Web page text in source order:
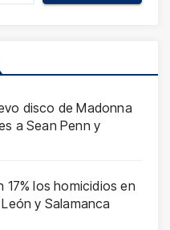
disco de Madonna
a Sean Penn y
17% los homicidios en
y Salamanca